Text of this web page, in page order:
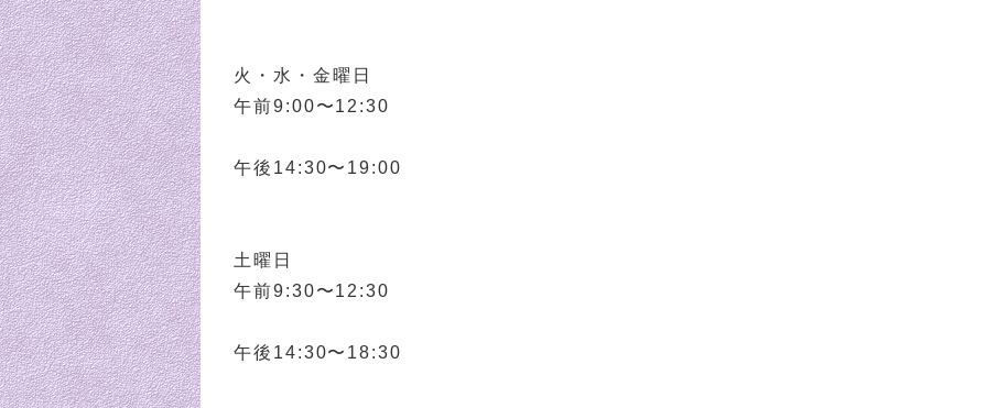
火・水・金曜日
午前9:00〜12:30
午後14:30〜19:00
土曜日
午前9:30〜12:30
午後14:30〜18:30